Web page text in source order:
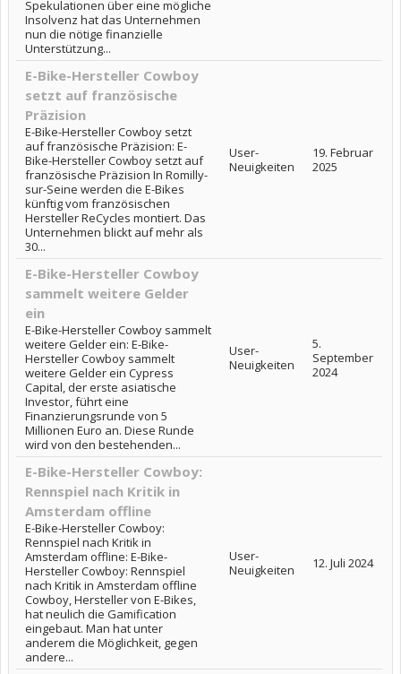
Spekulationen über eine mögliche
Insolvenz hat das Unternehmen
nun die nötige finanzielle
Unterstützung...
E-Bike-Hersteller Cowboy
setzt auf französische
Präzision
E-Bike-Hersteller Cowboy setzt
auf französische Präzision: E-
Bike-Hersteller Cowboy setzt auf
französische Präzision In Romilly-
sur-Seine werden die E-Bikes
künftig vom französischen
Hersteller ReCycles montiert. Das
Unternehmen blickt auf mehr als
30...
User-
Neuigkeiten
19. Februar
2025
E-Bike-Hersteller Cowboy
sammelt weitere Gelder
ein
E-Bike-Hersteller Cowboy sammelt
weitere Gelder ein: E-Bike-
Hersteller Cowboy sammelt
weitere Gelder ein Cypress
Capital, der erste asiatische
Investor, führt eine
Finanzierungsrunde von 5
Millionen Euro an. Diese Runde
wird von den bestehenden...
User-
Neuigkeiten
5.
September
2024
E-Bike-Hersteller Cowboy:
Rennspiel nach Kritik in
Amsterdam offline
E-Bike-Hersteller Cowboy:
Rennspiel nach Kritik in
Amsterdam offline: E-Bike-
Hersteller Cowboy: Rennspiel
nach Kritik in Amsterdam offline
Cowboy, Hersteller von E-Bikes,
hat neulich die Gamification
eingebaut. Man hat unter
anderem die Möglichkeit, gegen
andere...
User-
Neuigkeiten
12. Juli 2024